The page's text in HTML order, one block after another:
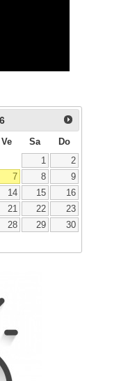
Ve Sa
Do
1
2
7 8
9
14 15
16
21 22
23
28 29
30